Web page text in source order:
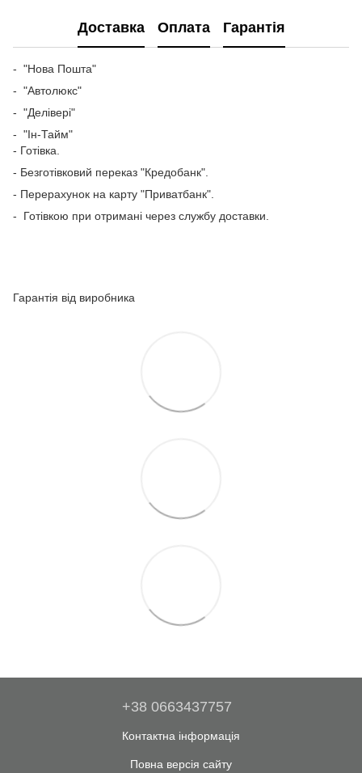
Доставка Оплата Гарантія
- "Нова Пошта"
- "Автолюкс"
- "Делівері"
- "Ін-Тайм"
- Готівка.
- Безготівковий переказ "Кредобанк".
- Перерахунок на карту "Приватбанк".
- Готівкою при отримані через службу доставки.
Гарантія від виробника
+38 0663437757
Контактна інформація
Повна версія сайту